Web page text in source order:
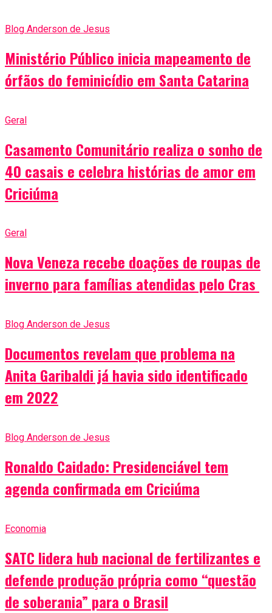
Blog Anderson de Jesus
Ministério Público inicia mapeamento de
órfãos do feminicídio em Santa Catarina
Geral
Casamento Comunitário realiza o sonho de
40 casais e celebra histórias de amor em
Criciúma
Geral
Nova Veneza recebe doações de roupas de
inverno para famílias atendidas pelo Cras
Blog Anderson de Jesus
Documentos revelam que problema na
Anita Garibaldi já havia sido identificado
em 2022
Blog Anderson de Jesus
Ronaldo Caidado: Presidenciável tem
agenda confirmada em Criciúma
Economia
SATC lidera hub nacional de fertilizantes e
defende produção própria como “questão
de soberania” para o Brasil